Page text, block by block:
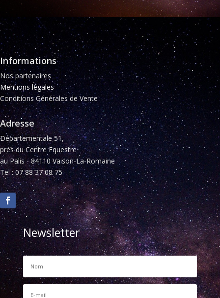
Informations
Nos partenaires
Mentions légales
Conditions Générales de Vente
Adresse
Départementale 51,
près du Centre Equestre
au Palis - 84110 Vaison-La-Romaine
Tel : 07 88 37 08 75
Newsletter